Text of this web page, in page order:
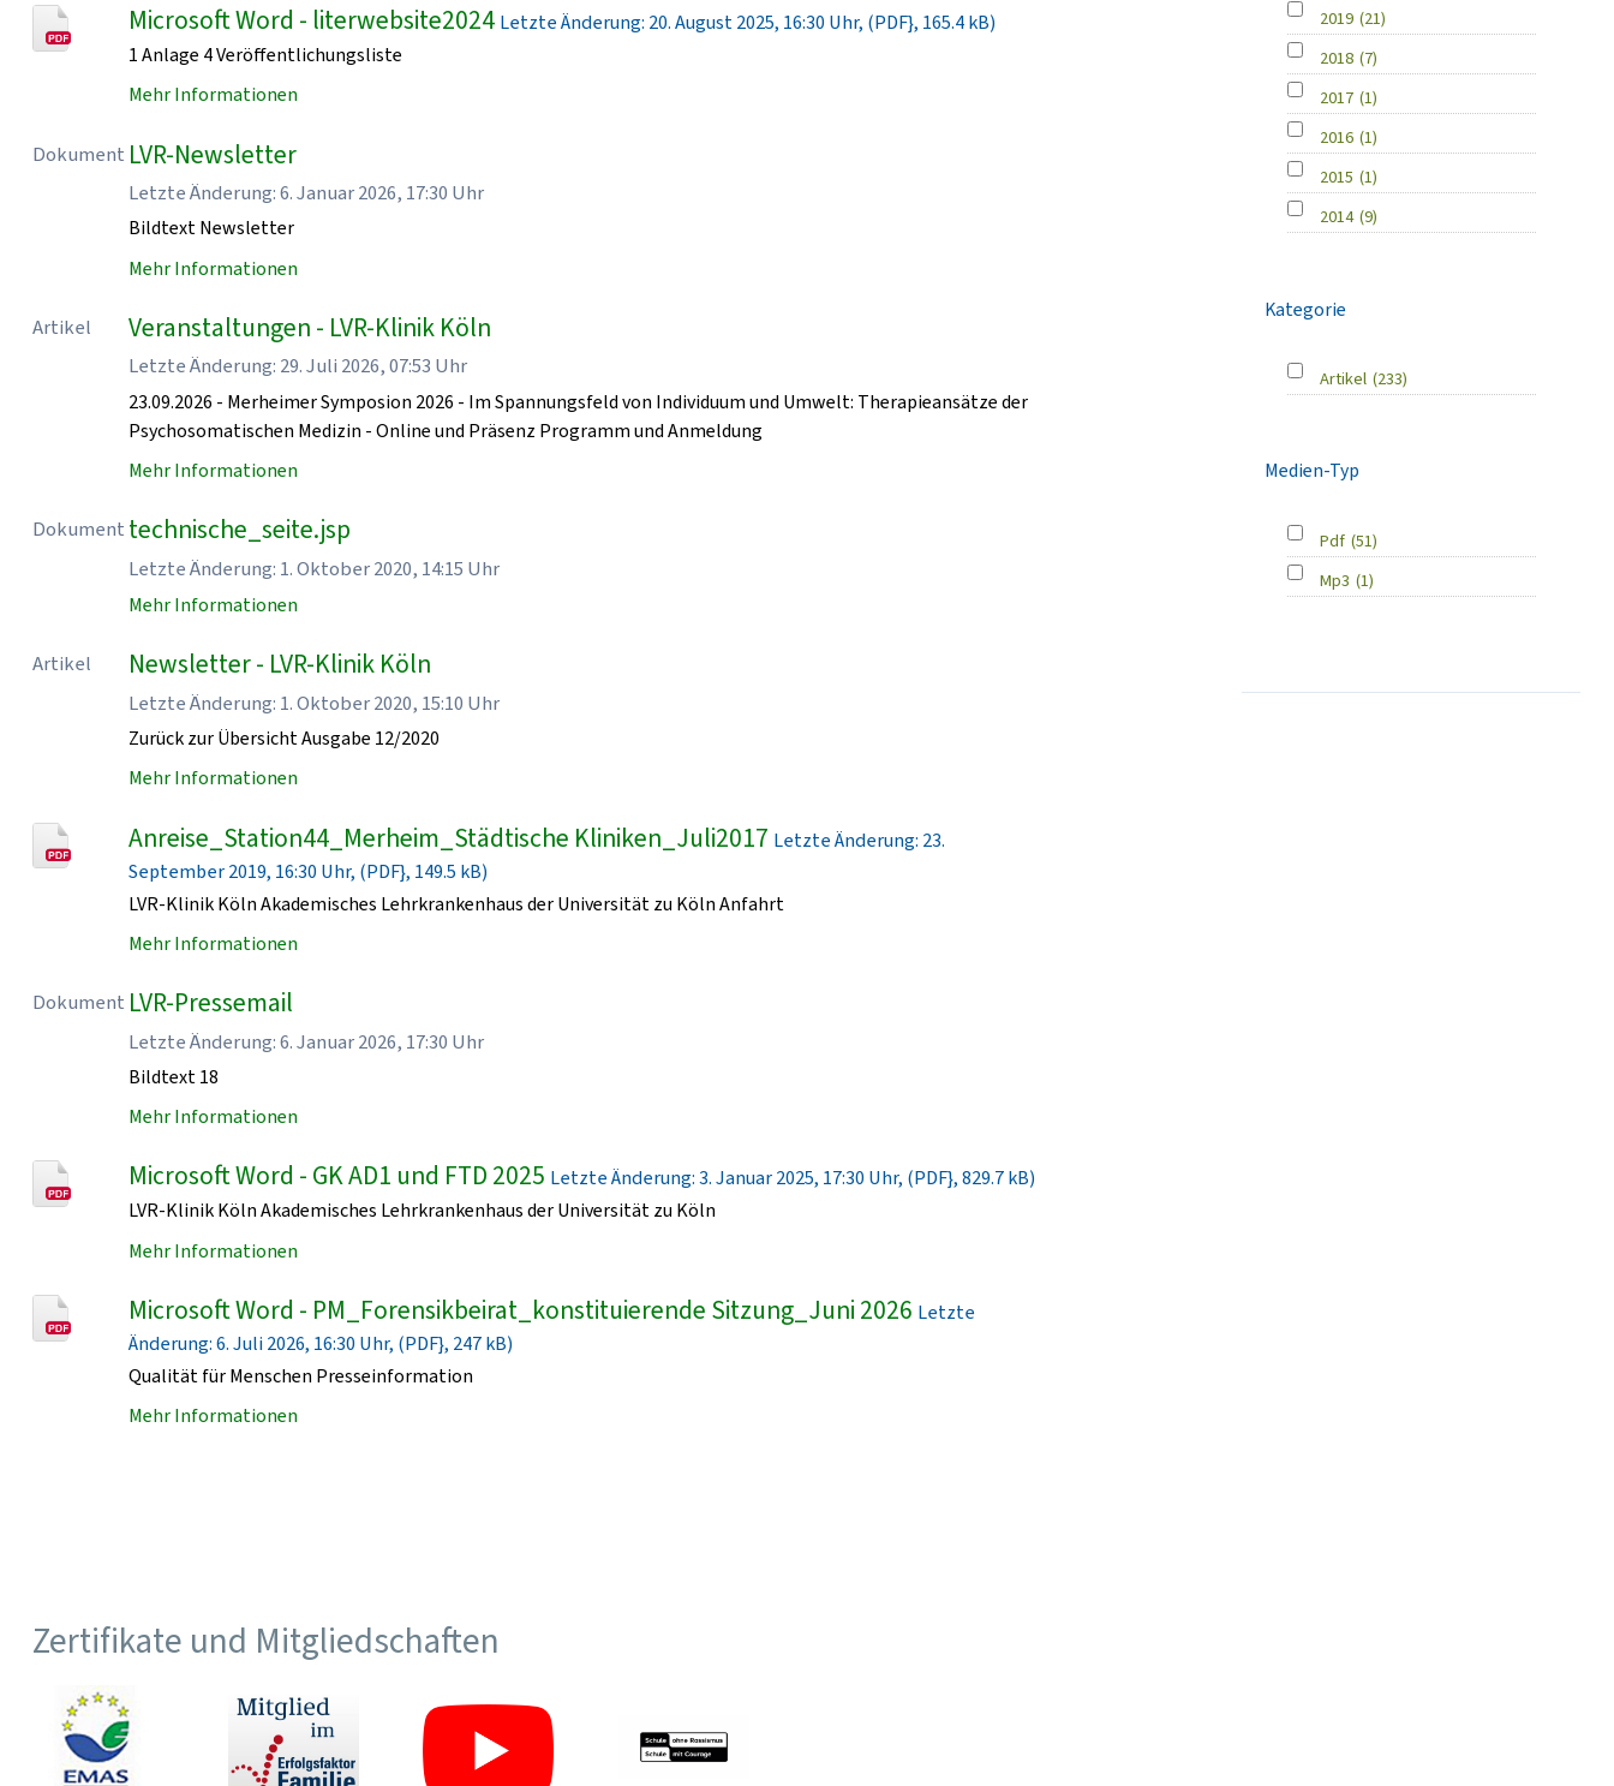
Microsoft Word - literwebsite2024 Letzte Änderung: 20. August 2025, 16:30 Uhr, (PDF}, 165.4 kB)
1 Anlage 4 Veröffentlichungsliste
Mehr Informationen
Dokument LVR-Newsletter
Letzte Änderung: 6. Januar 2026, 17:30 Uhr
Bildtext Newsletter
Mehr Informationen
Artikel Veranstaltungen - LVR-Klinik Köln
Letzte Änderung: 29. Juli 2026, 07:53 Uhr
23.09.2026 - Merheimer Symposion 2026 - Im Spannungsfeld von Individuum und Umwelt: Therapieansätze der
Psychosomatischen Medizin - Online und Präsenz Programm und Anmeldung
Mehr Informationen
Dokument technische_seite.jsp
Letzte Änderung: 1. Oktober 2020, 14:15 Uhr
Mehr Informationen
Artikel Newsletter - LVR-Klinik Köln
Letzte Änderung: 1. Oktober 2020, 15:10 Uhr
Zurück zur Übersicht Ausgabe 12/2020
Mehr Informationen
Anreise_Station44_Merheim_Städtische Kliniken_Juli2017 Letzte Änderung: 23.
September 2019, 16:30 Uhr, (PDF}, 149.5 kB)
LVR-Klinik Köln Akademisches Lehrkrankenhaus der Universität zu Köln Anfahrt
Mehr Informationen
Dokument LVR-Pressemail
Letzte Änderung: 6. Januar 2026, 17:30 Uhr
Bildtext 18
Mehr Informationen
Microsoft Word - GK AD1 und FTD 2025 Letzte Änderung: 3. Januar 2025, 17:30 Uhr, (PDF}, 829.7 kB)
LVR-Klinik Köln Akademisches Lehrkrankenhaus der Universität zu Köln
Mehr Informationen
Microsoft Word - PM_Forensikbeirat_konstituierende Sitzung_Juni 2026 Letzte
Änderung: 6. Juli 2026, 16:30 Uhr, (PDF}, 247 kB)
Qualität für Menschen Presseinformation
Mehr Informationen
2019 (21)
2018 (7)
2017 (1)
2016 (1)
2015 (1)
2014 (9)
Kategorie
Artikel (233)
Medien-Typ
Pdf (51)
Mp3 (1)
Zertifikate und Mitgliedschaften